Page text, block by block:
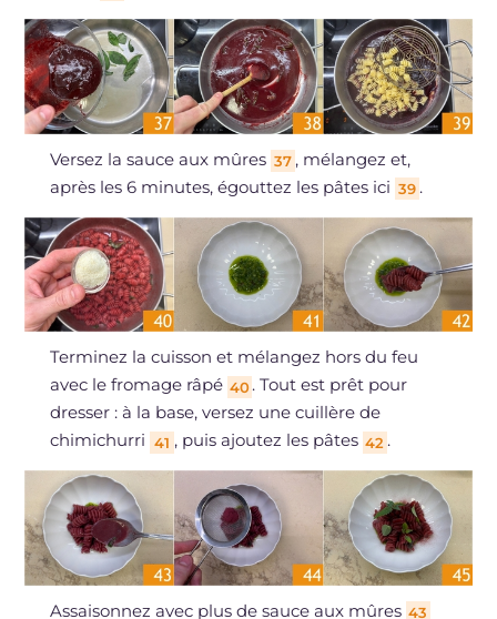
Versez la sauce aux mûres 37 , mélangez et,
après les 6 minutes, égouttez les pâtes ici 39 .
Terminez la cuisson et mélangez hors du feu
avec le fromage râpé 40 . Tout est prêt pour
dresser : à la base, versez une cuillère de
chimichurri 41 , puis ajoutez les pâtes 42 .
Assaisonnez avec plus de sauce aux mûres 43